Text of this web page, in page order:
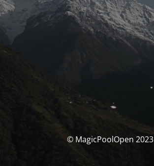
© MagicPoolOpen 2023